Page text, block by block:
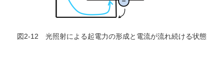
図2-12 光照射による起電力の形成と電流が流れ続ける状態